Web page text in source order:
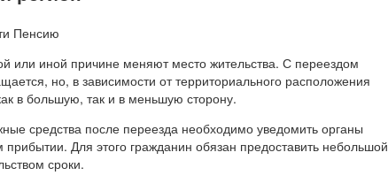
или иной причине меняют место жительства. С переездом
но, в зависимости от территориального расположения
в большую, так и в меньшую сторону.
средства после переезда необходимо уведомить органы
Для этого гражданин обязан предоставить небольшой
сроки.